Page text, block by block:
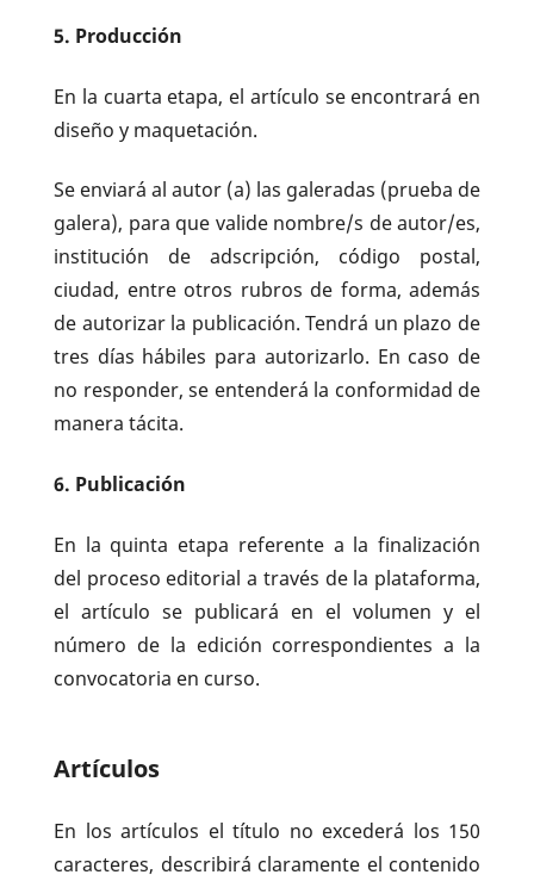
5. Producción
En la cuarta etapa, el artículo se encontrará en
diseño y maquetación.
Se enviará al autor (a) las galeradas (prueba de
galera), para que valide nombre/s de autor/es,
institución de adscripción, código postal,
ciudad, entre otros rubros de forma, además
de autorizar la publicación. Tendrá un plazo de
tres días hábiles para autorizarlo. En caso de
no responder, se entenderá la conformidad de
manera tácita.
6. Publicación
En la quinta etapa referente a la finalización
del proceso editorial a través de la plataforma,
el artículo se publicará en el volumen y el
número de la edición correspondientes a la
convocatoria en curso.
Artículos
En los artículos el título no excederá los 150
caracteres, describirá claramente el contenido